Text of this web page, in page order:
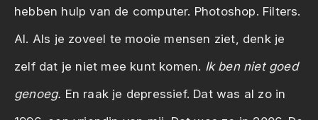
hebben hulp van de computer. Photoshop. Filters.
AI. Als je zoveel te mooie mensen ziet, denk je
zelf dat je niet mee kunt komen. Ik ben niet goed
genoeg. En raak je depressief. Dat was al zo in